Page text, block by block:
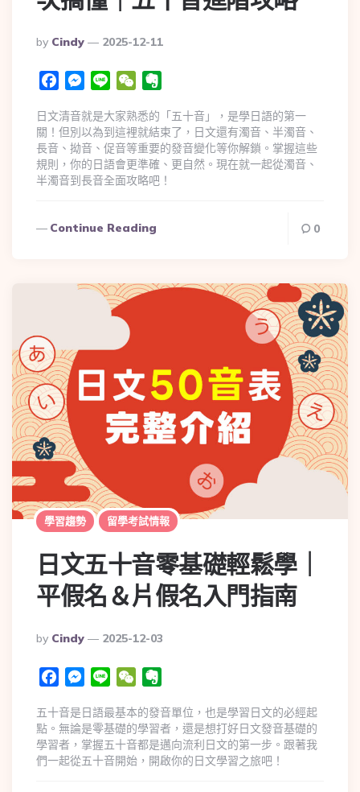
By Cindy 2025-12-11
FacebookMessenger
Line WeChat
日文清音就是大家熟悉的「五十音」，是學日語的第一
關！但別以為到這裡就結束了，日文還有濁音、半濁音、
長音、拗音、促音等重要的發音變化等你解鎖。掌握這些
規則，你的日語會更準確、更自然。現在就一起從濁音、
半濁音到長音全面攻略吧！
Continue Reading 0
學習趨勢 留學考試情報
日文五十音零基礎輕鬆學｜
平假名＆片假名入門指南
By Cindy 2025-12-03
FacebookMessenger
Line WeChat
五十音是日語最基本的發音單位，也是學習日文的必經起
點。無論是零基礎的學習者，還是想打好日文發音基礎的
學習者，掌握五十音都是邁向流利日文的第一步。跟著我
們一起從五十音開始，開啟你的日文學習之旅吧！